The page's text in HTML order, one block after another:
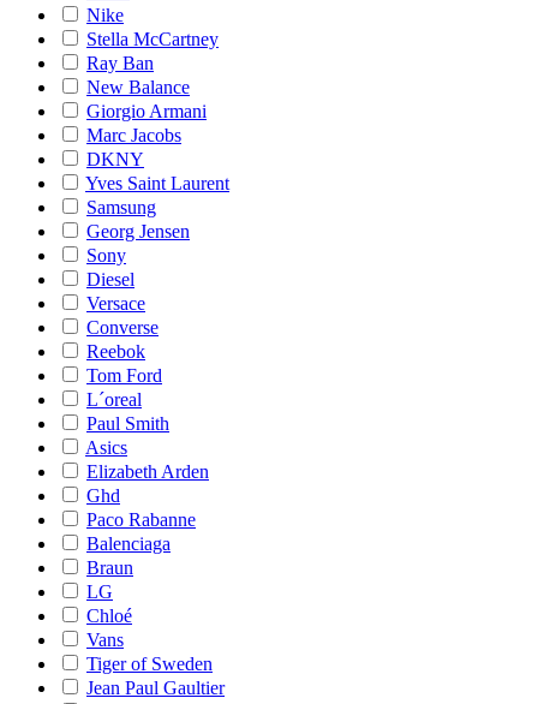
Nike
Stella McCartney
Ray Ban
New Balance
Giorgio Armani
Marc Jacobs
DKNY
Yves Saint Laurent
Samsung
Georg Jensen
Sony
Diesel
Versace
Converse
Reebok
Tom Ford
L´oreal
Paul Smith
Asics
Elizabeth Arden
Ghd
Paco Rabanne
Balenciaga
Braun
LG
Chloé
Vans
Tiger of Sweden
Jean Paul Gaultier